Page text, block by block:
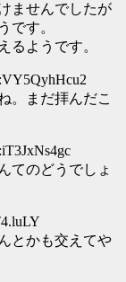
ませんでしたが
です。
るようです。
。まだ拝んだこ
てのどうでしょ
とかも交えてや